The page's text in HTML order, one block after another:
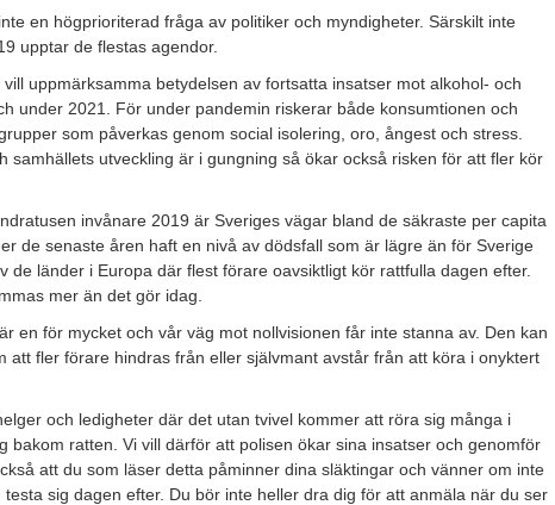
en högprioriterad fråga av politiker och myndigheter. Särskilt inte
upptar de flestas agendor.
uppmärksamma betydelsen av fortsatta insatser mot alkohol- och
under 2021. För under pandemin riskerar både konsumtionen och
som påverkas genom social isolering, oro, ångest och stress.
samhällets utveckling är i gungning så ökar också risken för att fler kör
invånare 2019 är Sveriges vägar bland de säkraste per capita
de senaste åren haft en nivå av dödsfall som är lägre än för Sverige
de länder i Europa där flest förare oavsiktligt kör rattfulla dagen efter.
mer än det gör idag.
en för mycket och vår väg mot nollvisionen får inte stanna av. Den kan
att fler förare hindras från eller självmant avstår från att köra i onyktert
och ledigheter där det utan tvivel kommer att röra sig många i
bakom ratten. Vi vill därför att polisen ökar sina insatser och genomför
att du som läser detta påminner dina släktingar och vänner om inte
sig dagen efter. Du bör inte heller dra dig för att anmäla när du ser